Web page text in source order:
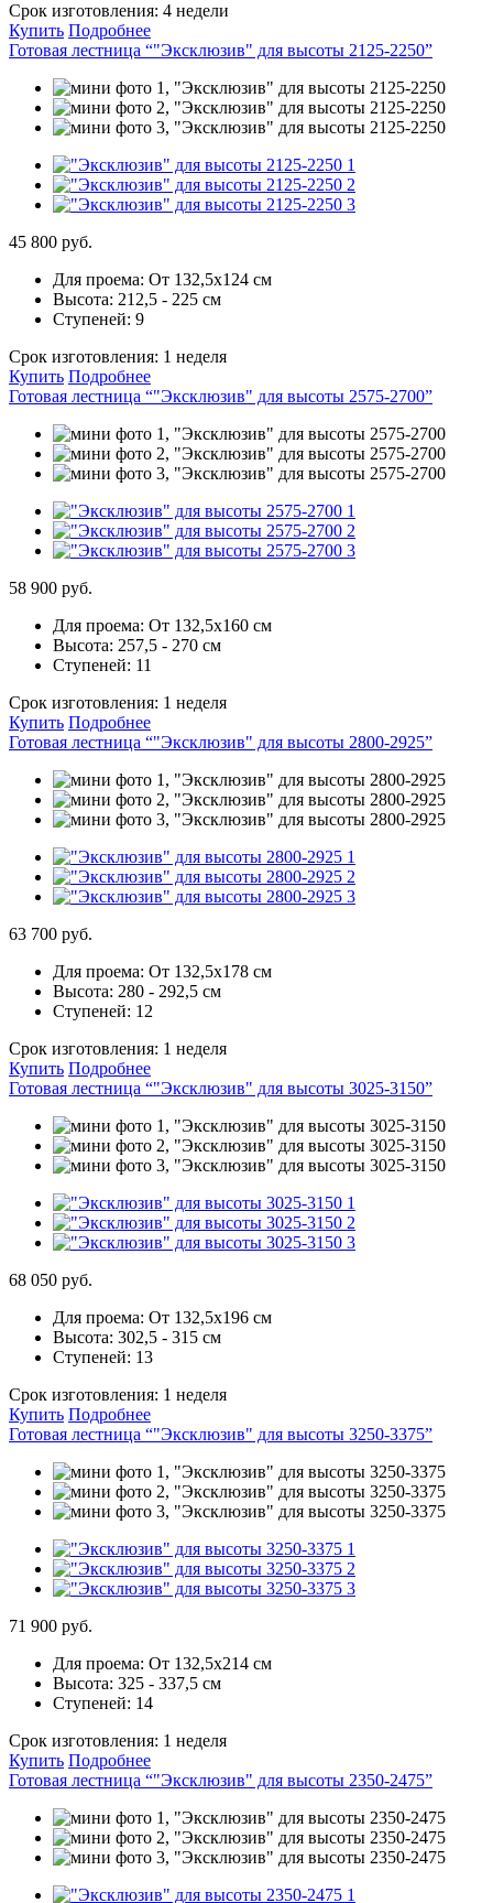
Срок изготовления: 4 недели
Купить Подробнее
Готовая лестница “"Эксклюзив" для высоты 2125-2250”
45 800 руб.
Для проема: От 132,5х124 см
Высота: 212,5 - 225 см
Ступеней: 9
Срок изготовления: 1 неделя
Купить Подробнее
Готовая лестница “"Эксклюзив" для высоты 2575-2700”
58 900 руб.
Для проема: От 132,5х160 см
Высота: 257,5 - 270 см
Ступеней: 11
Срок изготовления: 1 неделя
Купить Подробнее
Готовая лестница “"Эксклюзив" для высоты 2800-2925”
63 700 руб.
Для проема: От 132,5х178 см
Высота: 280 - 292,5 см
Ступеней: 12
Срок изготовления: 1 неделя
Купить Подробнее
Готовая лестница “"Эксклюзив" для высоты 3025-3150”
68 050 руб.
Для проема: От 132,5х196 см
Высота: 302,5 - 315 см
Ступеней: 13
Срок изготовления: 1 неделя
Купить Подробнее
Готовая лестница “"Эксклюзив" для высоты 3250-3375”
71 900 руб.
Для проема: От 132,5х214 см
Высота: 325 - 337,5 см
Ступеней: 14
Срок изготовления: 1 неделя
Купить Подробнее
Готовая лестница “"Эксклюзив" для высоты 2350-2475”